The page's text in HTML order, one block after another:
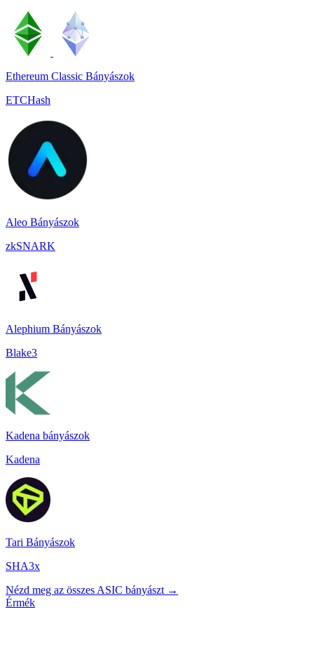
Ethereum Classic Bányászok
ETCHash
Aleo Bányászok
zkSNARK
Alephium Bányászok
Blake3
Kadena bányászok
Kadena
Tari Bányászok
SHA3x
Nézd meg az összes ASIC bányászt →
Érmék